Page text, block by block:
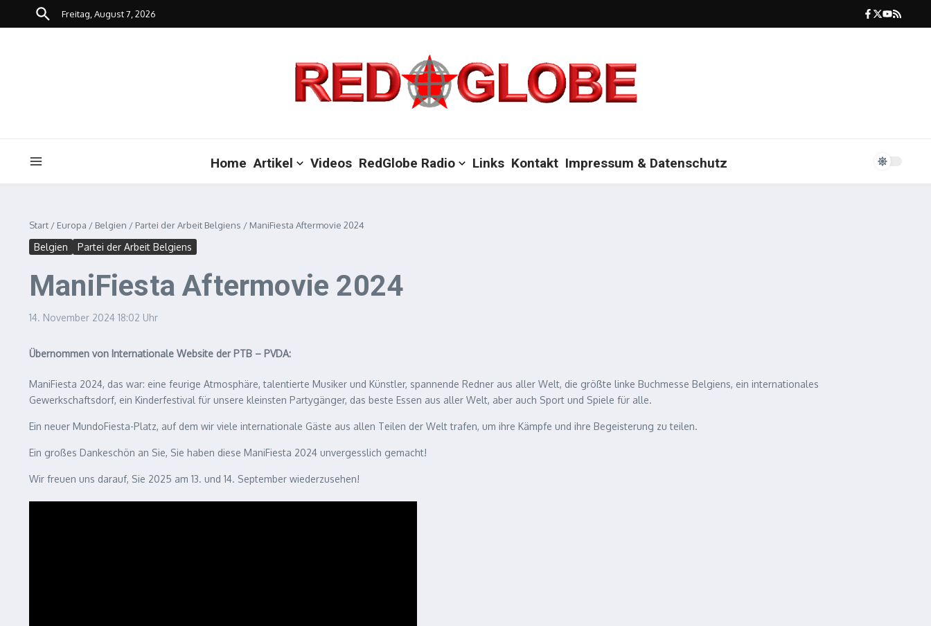
Zum Inhalt springen
Freitag, August 7, 2026
Home Artikel Videos RedGlobe Radio Links Kontakt Impressum & Datenschutz
Start / Europa / Belgien / Partei der Arbeit Belgiens / ManiFiesta Aftermovie 2024
Belgien Partei der Arbeit Belgiens
ManiFiesta Aftermovie 2024
14. November 2024 18:02 Uhr
Übernommen von Internationale Website der PTB – PVDA:
ManiFiesta 2024, das war: eine feurige Atmosphäre, talentierte Musiker und Künstler, spannende Redner aus aller Welt, die größte linke Buchmesse Belgiens, ein internationales
Gewerkschaftsdorf, ein Kinderfestival für unsere kleinsten Partygänger, das beste Essen aus aller Welt, aber auch Sport und Spiele für alle.
Ein neuer MundoFiesta-Platz, auf dem wir viele internationale Gäste aus allen Teilen der Welt trafen, um ihre Kämpfe und ihre Begeisterung zu teilen.
Ein großes Dankeschön an Sie, Sie haben diese ManiFiesta 2024 unvergesslich gemacht!
Wir freuen uns darauf, Sie 2025 am 13. und 14. September wiederzusehen!